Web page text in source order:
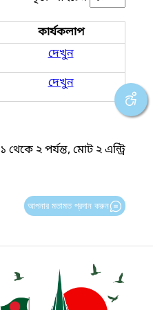
কার্যকলাপ
দেখুন
দেখুন
থেকে ২ পর্যন্ত, মোট ২ এন্ট্রি
আপনার মতামত প্রদান করুন